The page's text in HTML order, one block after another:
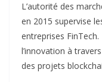
L’autorité des
en 2015 supervise
entreprises
l’innovation à
des projets